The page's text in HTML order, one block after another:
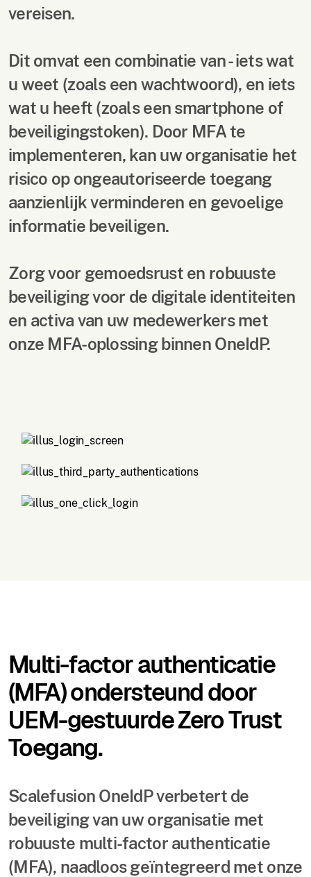
vereisen.
Dit omvat een combinatie van - iets wat
u weet (zoals een wachtwoord), en iets
wat u heeft (zoals een smartphone of
beveiligingstoken). Door MFA te
implementeren, kan uw organisatie het
risico op ongeautoriseerde toegang
aanzienlijk verminderen en gevoelige
informatie beveiligen.
Zorg voor gemoedsrust en robuuste
beveiliging voor de digitale identiteiten
en activa van uw medewerkers met
onze MFA-oplossing binnen OneIdP.
Multi-factor authenticatie
(MFA) ondersteund door
UEM-gestuurde Zero Trust
Toegang.
Scalefusion OneIdP verbetert de
beveiliging van uw organisatie met
robuuste multi-factor authenticatie
(MFA), naadloos geïntegreerd met onze